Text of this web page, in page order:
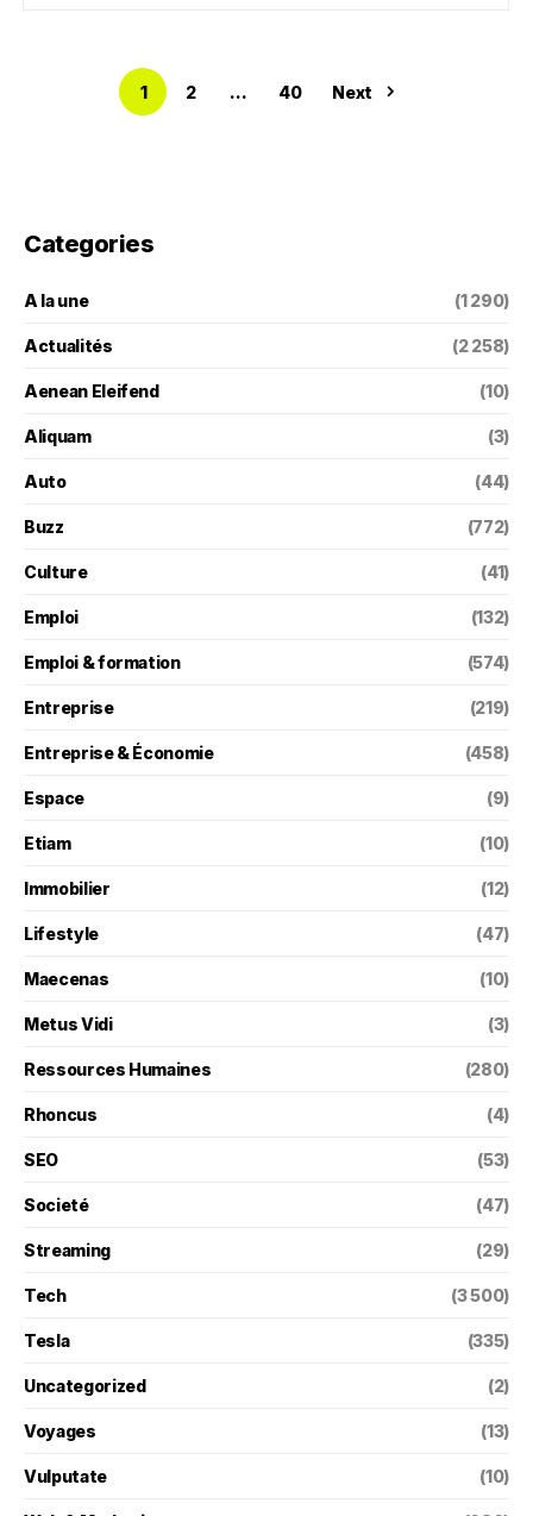
1 2 … 40 Next
Categories
A la une (1 290)
Actualités (2 258)
Aenean Eleifend (10)
Aliquam (3)
Auto (44)
Buzz (772)
Culture (41)
Emploi (132)
Emploi & formation (574)
Entreprise (219)
Entreprise & Économie (458)
Espace (9)
Etiam (10)
Immobilier (12)
Lifestyle (47)
Maecenas (10)
Metus Vidi (3)
Ressources Humaines (280)
Rhoncus (4)
SEO (53)
Societé (47)
Streaming (29)
Tech (3 500)
Tesla (335)
Uncategorized (2)
Voyages (13)
Vulputate (10)